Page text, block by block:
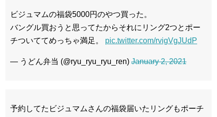
ビジュマムの福袋5000円のやつ買った。
バングル買おうと思ってたからそれにリング2つとポー
チついててめっちゃ満足。 pic.twitter.com/rvigVgJUdP
— うどん弁当 (@ryu_ryu_ryu_ren) January 2, 2021
予約してたビジュマムさんの福袋届いたリングもポーチ